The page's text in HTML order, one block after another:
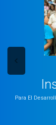
Para El